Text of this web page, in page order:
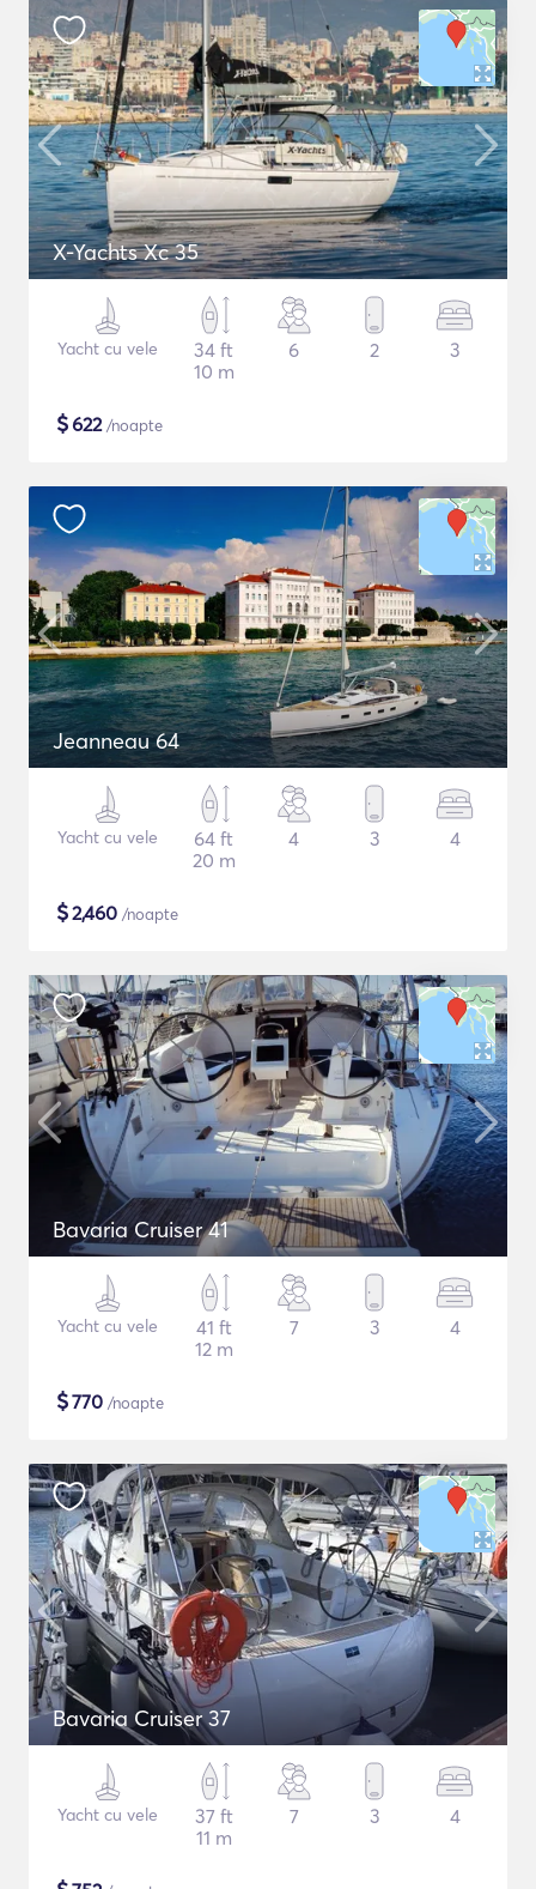
X-Yachts Xc 35
Yacht cu vele
34 ft
10 m
6 2 3
$622/noapte
Jeanneau 64
Yacht cu vele
64 ft
20 m
4 3 4
$2,460 /noapte
Bavaria Cruiser 41
Yacht cu vele
41 ft
12 m
7 3 4
$770 /noapte
Bavaria Cruiser 37
Yacht cu vele
37 ft
11 m
7 3 4